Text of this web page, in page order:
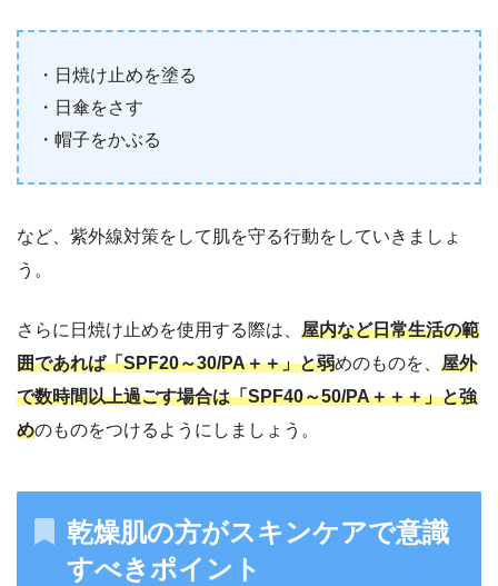
・日焼け止めを塗る
・日傘をさす
・帽子をかぶる
など、紫外線対策をして肌を守る行動をしていきましょ
う。
さらに日焼け止めを使用する際は、 屋内など日常生活の範
囲であれば「SPF20～30/PA＋＋」と弱めのものを、 屋外
で数時間以上過ごす場合は「SPF40～50/PA＋＋＋」と強
めのものをつけるようにしましょう。
乾燥肌の方がスキンケアで意識
すべきポイント